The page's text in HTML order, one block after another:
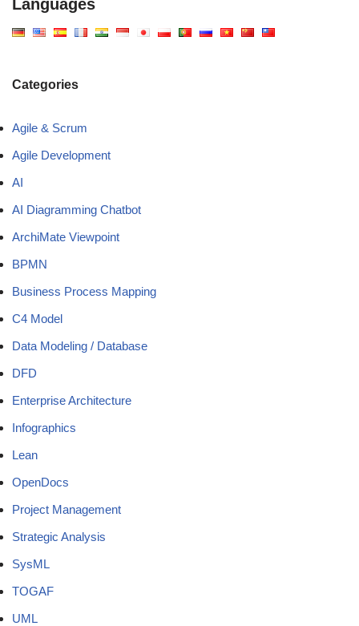
Languages
Categories
Agile & Scrum
Agile Development
AI
AI Diagramming Chatbot
ArchiMate Viewpoint
BPMN
Business Process Mapping
C4 Model
Data Modeling / Database
DFD
Enterprise Architecture
Infographics
Lean
OpenDocs
Project Management
Strategic Analysis
SysML
TOGAF
UML